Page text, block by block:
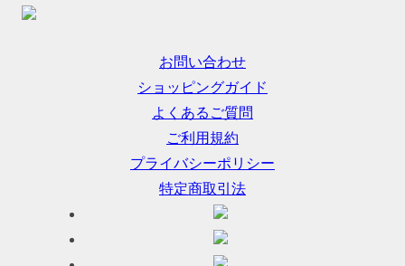
お問い合わせ
ショッピングガイド
よくあるご質問
ご利用規約
プライバシーポリシー
特定商取引法